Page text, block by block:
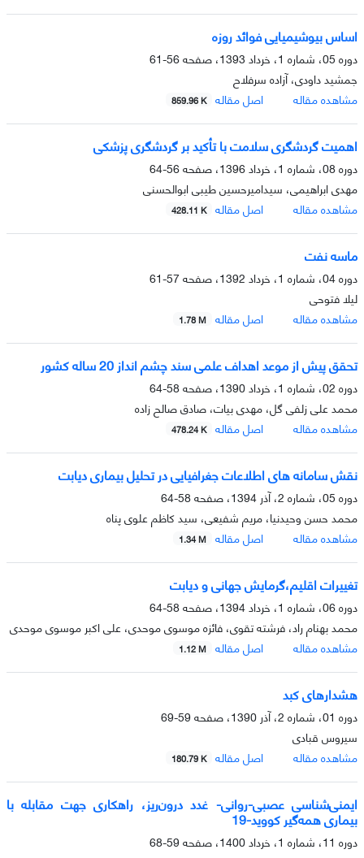
اساس بیوشیمیایی فوائد روزه
دوره 05، شماره 1، خرداد 1393، صفحه
56-61
جمشید داودی، آزاده سرفلاح
مشاهده مقاله
اصل مقاله 859.96 K
اهمیت گردشگری سلامت با تأکید بر گردشگری پزشکی
دوره 08، شماره 1، خرداد 1396، صفحه
56-64
مهدی ابراهیمی، سیدامیرحسین طیبی ابوالحسنی
مشاهده مقاله
اصل مقاله 428.11 K
ماسه نفت
دوره 04، شماره 1، خرداد 1392، صفحه
57-61
لیلا فتوحی
مشاهده مقاله
اصل مقاله 1.78 M
تحقق پیش از موعد اهداف علمی سند چشم انداز 20 ساله کشور
دوره 02، شماره 1، خرداد 1390، صفحه
58-64
محمد علی زلفی گل، مهدی بیات، صادق صالح زاده
مشاهده مقاله
اصل مقاله 478.24 K
نقش سامانه های اطلاعات جغرافیایی در تحلیل بیماری دیابت
دوره 05، شماره 2، آذر 1394، صفحه
58-64
محمد حسن وحیدنیا، مریم شفیعی، سید کاظم علوی پناه
مشاهده مقاله
اصل مقاله 1.34 M
تغییرات اقلیم،گرمایش جهانی و دیابت
دوره 06، شماره 1، خرداد 1394، صفحه
58-64
محمد بهنام راد، فرشته تقوی، فائزه موسوی موحدی، علی اکبر موسوی موحدی
مشاهده مقاله
اصل مقاله 1.12 M
هشدارهاى کبد
دوره 01، شماره 2، آذر 1390، صفحه
59-69
سیروس قبادى
مشاهده مقاله
اصل مقاله 180.79 K
ایمنی‌شناسی عصبی-روانی- غدد درون‌ریز، راهکاری جهت مقابله با
بیماری همه‌گیر کووید-19
دوره 11، شماره 1، خرداد 1400، صفحه
59-68